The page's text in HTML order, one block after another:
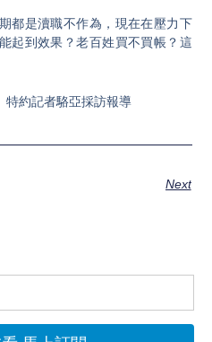
都是瀆職不作為，現在在壓力下
起到效果？老百姓買不買帳？這
特約記者駱亞採訪報導
Next